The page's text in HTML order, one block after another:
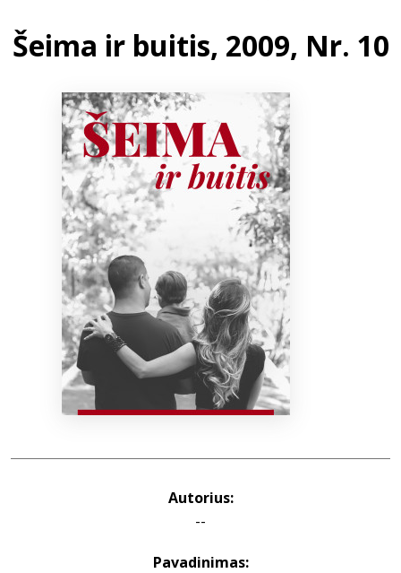
Leidiniai
Naujienos
Bibliotekoms
+370 667 80 541
info@elvislab.lt
Šeima ir buitis, 2009, Nr. 10
Autorius:
--
Pavadinimas: